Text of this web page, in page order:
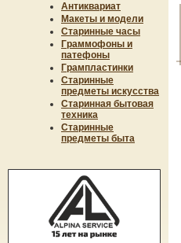
Антиквариат
Макеты и модели
Старинные часы
Граммофоны и
патефоны
Грампластинки
Старинные
предметы искусства
Старинная бытовая
техника
Старинные
предметы быта